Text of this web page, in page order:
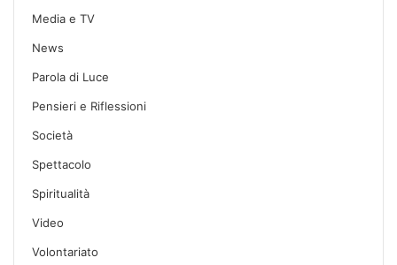
Media e TV
News
Parola di Luce
Pensieri e Riflessioni
Società
Spettacolo
Spiritualità
Video
Volontariato